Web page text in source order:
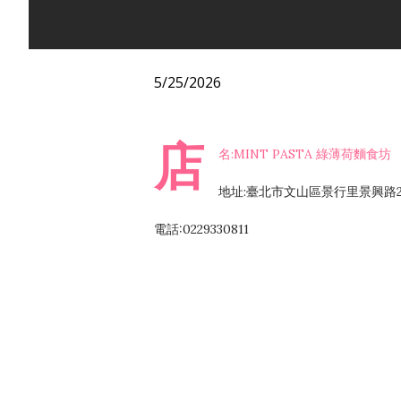
5/25/2026
店 名:MINT PASTA 綠薄荷麵食坊
地址:臺北市文山區景行里景興路
電話:0229330811